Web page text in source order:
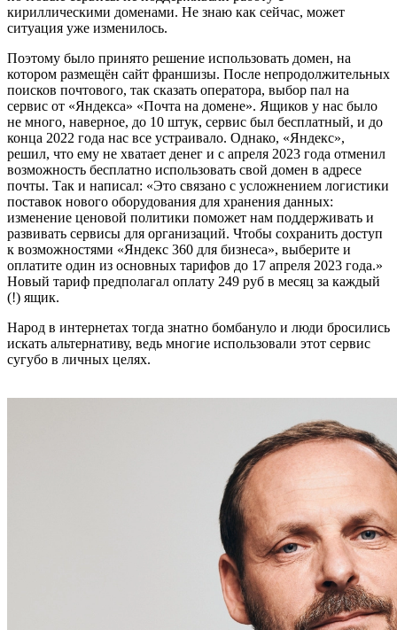
кириллическими доменами. Не знаю как сейчас, может
ситуация уже изменилось.
Поэтому было принято решение использовать домен, на
котором размещён сайт франшизы. После непродолжительных
поисков почтового, так сказать оператора, выбор пал на
сервис от «Яндекса» «Почта на домене». Ящиков у нас было
не много, наверное, до 10 штук, сервис был бесплатный, и до
конца 2022 года нас все устраивало. Однако, «Яндекс»,
решил, что ему не хватает денег и с апреля 2023 года отменил
возможность бесплатно использовать свой домен в адресе
почты. Так и написал: «Это связано с усложнением логистики
поставок нового оборудования для хранения данных:
изменение ценовой политики поможет нам поддерживать и
развивать сервисы для организаций. Чтобы сохранить доступ
к возможностями «Яндекс 360 для бизнеса», выберите и
оплатите один из основных тарифов до 17 апреля 2023 года.»
Новый тариф предполагал оплату 249 руб в месяц за каждый
(!) ящик.
Народ в интернетах тогда знатно бомбануло и люди бросились
искать альтернативу, ведь многие использовали этот сервис
сугубо в личных целях.